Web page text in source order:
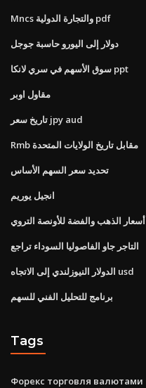
Mncs والتجارة الدولية pdf
دولار إلى اليورو حاسبة جوجل
سوق الأسهم في سري لانكا ppt
مقاول اوبر
تاريخ سعر jpy aud
Rmb مقابل تاريخ الولايات المتحدة
تحديد سعر السهم الأساس
انجيل يوريم
أسعار الذهب والفضة للأونصة التروي
التاجر جاو الفاصوليا السوداء تراجع
الدولار النيوزلندي إلى الاتجاه usd
برنامج للتحليل الفني للسهم
Tags
Форекс торговля валютами